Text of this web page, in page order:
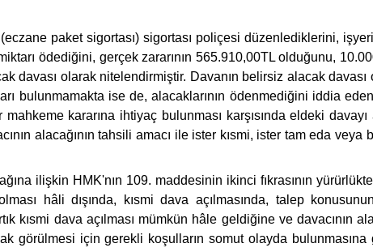
paket sigortası) sigortası poliçesi düzenlediklerini,
ödediğini, gerçek zararının 565.910,00TL olduğunu,
davası olarak nitelendirmiştir. Davanın belirsiz alacak
bulunmamakta ise de, alacaklarının ödenmediğini iddia
kararına ihtiyaç bulunması karşısında eldeki davayı
alacağının tahsili amacı ile ister kısmi, ister tam eda
ilişkin HMK'nın 109. maddesinin ikinci fıkrasının
hâli dışında, kısmi dava açılmasında, talep
dava açılması mümkün hâle geldiğine ve davacının
görülmesi için gerekli koşulların somut olayda